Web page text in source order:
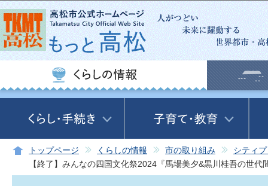
この
トップページ くらしの情報 市の取り組み
シティ
【終了】みんなの四国文化祭2024『馬場美夕&黒川桂吾の世